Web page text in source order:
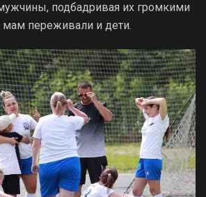
подбадривая их громкими
мам переживали и дети.